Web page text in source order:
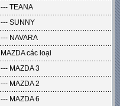
--- TEANA
--- SUNNY
--- NAVARA
MAZDA các loại
--- MAZDA 3
--- MAZDA 2
--- MAZDA 6